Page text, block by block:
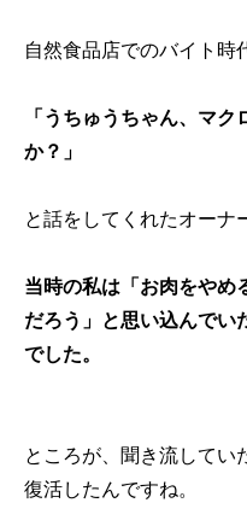
自然食品店でのバイト時
「うちゅうちゃん、マ
か？」
と話をしてくれたオーナ
当時の私は「お肉をやめ
だろう」と思い込んでい
でした。
ところが、聞き流してい
復活したんですね。